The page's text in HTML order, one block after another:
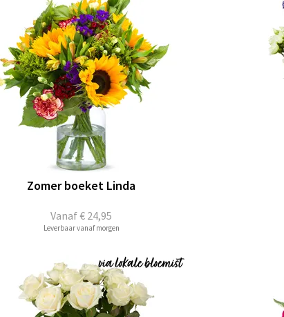
Vanaf€ 24,95
Zomer boeket Linda
Leverbaar vanaf morgen